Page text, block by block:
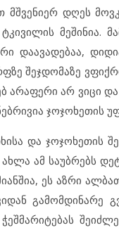
მშვენიერ დღეს
მეშინია.
დაავადებაა,
შეჯდომაზე
არაფერი არ ვიცი
ჯოჯოხეთის
და ჯოჯოხეთის
ამ საუბრებს
ეს აზრი
გამომდინარე